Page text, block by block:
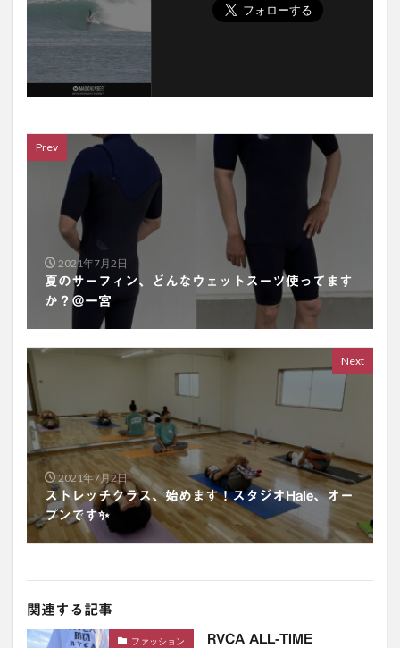
Prev
2021年7月2日
夏のサーフィン、どんなウェットスーツ使ってます
か？＠一宮
Next
2021年7月2日
ストレッチクラス、始めます！スタジオHale、オー
プンです✨
関連する記事
ファッション
RVCA ALL-TIME